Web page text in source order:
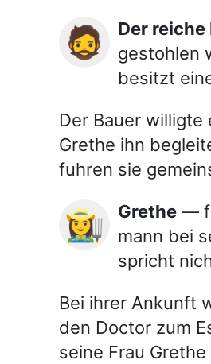
🧔 Der
gestohlen
besitzt
Der Bauer
Grethe ihn
fuhren sie
👩‍🌾 Grethe —
mann bei
spricht
Bei ihrer Ankunft
den Doctor zum
seine Frau